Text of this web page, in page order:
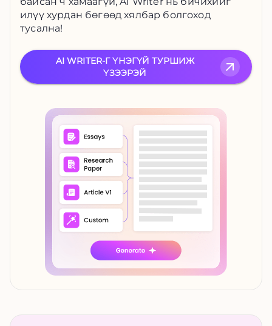
илүү хурдан бөгөөд хялбар болгоход
тусална!
AI WRITER-Г ҮНЭГҮЙ ТУРШИЖ
ҮЗЭЭРЭЙ